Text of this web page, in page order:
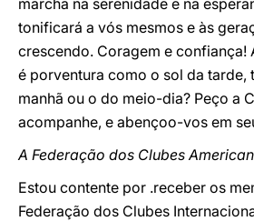
marcha na serenidade e na
tonificará a vós mesmos e às
crescendo. Coragem e confiança!
é porventura como o sol da tarde,
manhã ou o do meio-dia? Peço a
acompanhe, e abençoo-vos em
A Federação dos Clubes
Estou contente por .receber os
Federação dos Clubes